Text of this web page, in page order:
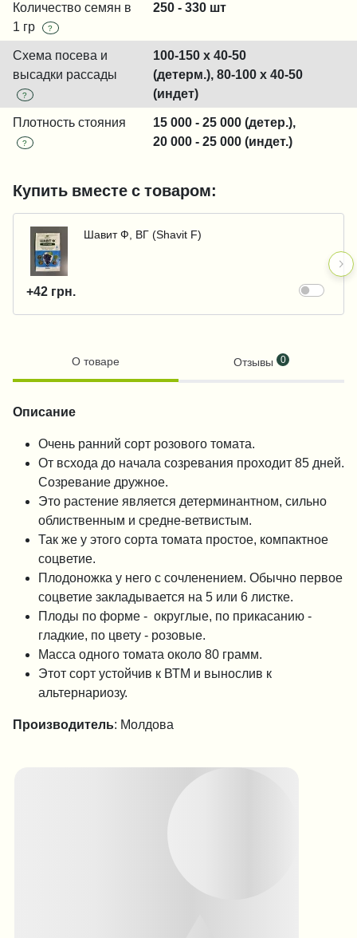
Количество семян в
1 гр
?
250 - 330 шт
Схема посева и
высадки рассады
?
100-150 x 40-50
(детерм.), 80-100 x 40-50
(индет)
Плотность стояния
?
15 000 - 25 000 (детер.),
20 000 - 25 000 (индет.)
Купить вместе с товаром:
Шавит Ф, ВГ (Shavit F)
+42 грн.
О товаре Отзывы 0
Описание
Очень ранний сорт розового томата.
От всхода до начала созревания проходит 85 дней.
Созревание дружное.
Это растение является детерминантном, сильно
облиственным и средне-ветвистым.
Так же у этого сорта томата простое, компактное
соцветие.
Плодоножка у него с сочленением. Обычно первое
соцветие закладывается на 5 или 6 листке.
Плоды по форме - округлые, по прикасанию -
гладкие, по цвету - розовые.
Масса одного томата около 80 грамм.
Этот сорт устойчив к ВТМ и вынослив к
альтернариозу.
Производитель: Молдова